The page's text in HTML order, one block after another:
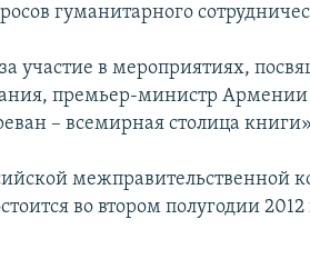
гуманитарного
участие в мероприятиях,
премьер-министр Армении
– всемирная столица
межправительственной
во втором полугодии 2012